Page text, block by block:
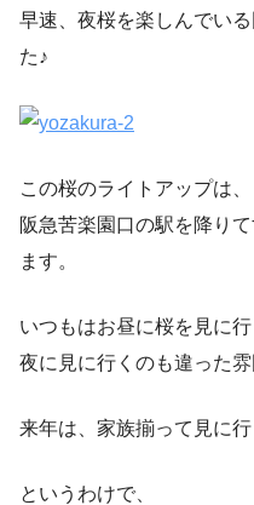
早速、夜桜を楽しんでい
た♪
この桜のライトアップは、
阪急苦楽園口の駅を降り
ます。
いつもはお昼に桜を見に行
夜に見に行くのも違った
来年は、家族揃って見に
というわけで、